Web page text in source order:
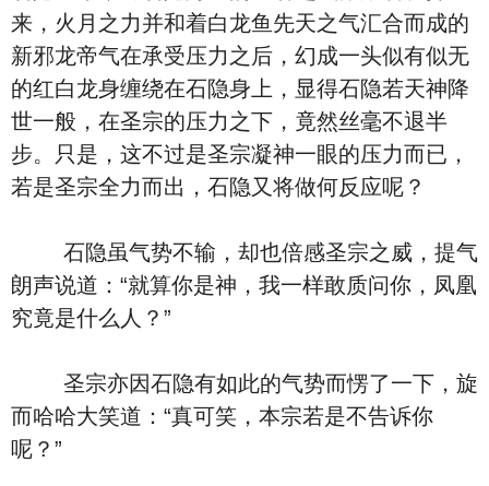
来，火月之力并和着白龙鱼先天之气汇合而成的
新邪龙帝气在承受压力之后，幻成一头似有似无
的红白龙身缠绕在石隐身上，显得石隐若天神降
世一般，在圣宗的压力之下，竟然丝毫不退半
步。只是，这不过是圣宗凝神一眼的压力而已，
若是圣宗全力而出，石隐又将做何反应呢？
石隐虽气势不输，却也倍感圣宗之威，提气
朗声说道：“就算你是神，我一样敢质问你，凤凰
究竟是什么人？”
圣宗亦因石隐有如此的气势而愣了一下，旋
而哈哈大笑道：“真可笑，本宗若是不告诉你
呢？”